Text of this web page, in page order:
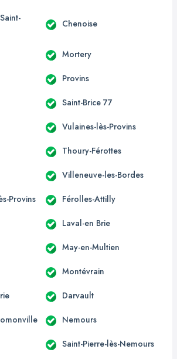
Chenoise
Mortery
Provins
Saint-Brice 77
Vulaines-lès-Provins
Thoury-Férottes
Villeneuve-les-Bordes
Provins Férolles-Attilly
Laval-en Brie
May-en-Multien
Montévrain
Darvault
Nemours
Saint-Pierre-lès-Nemours